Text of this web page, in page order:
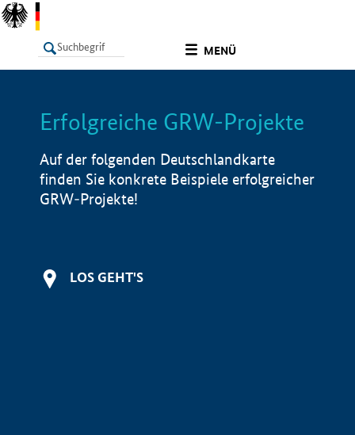
MENÜ
LISTE Info
Erfolgreiche GRW-Projekte
Auf der folgenden Deutschlandkarte
finden Sie konkrete Beispiele erfolgreicher
GRW-Projekte!
LOS GEHT'S